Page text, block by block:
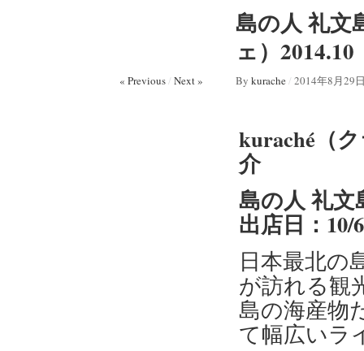
島の人 礼文
ェ）
« Previous/ Next » By kurache/ 2014年8月29
kuraché（
介
島の人 礼文
出店日：10/
日本最北の
が訪れる観
島の海産物
て幅広いラ